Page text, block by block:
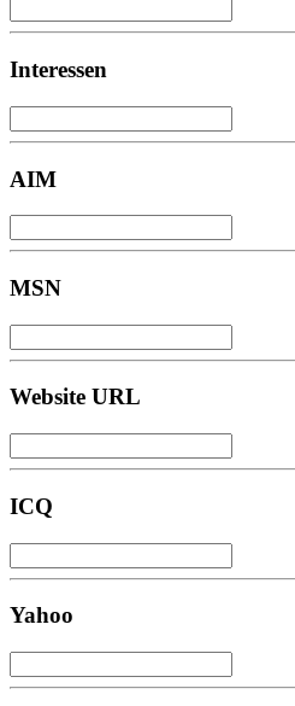
Interessen
AIM
MSN
Website URL
ICQ
Yahoo